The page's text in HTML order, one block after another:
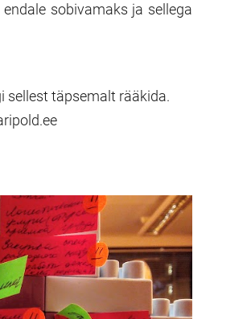
sobivamaks ja sellega
sellest täpsemalt rääkida.